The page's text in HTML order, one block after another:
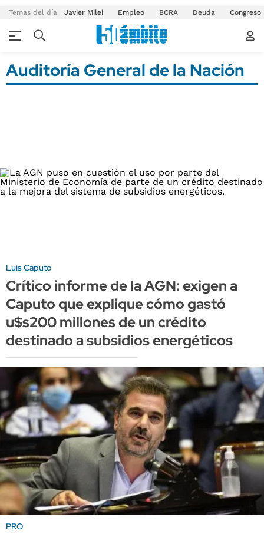
Temas del día Javier Milei Empleo BCRA Deuda Congreso
Auditoría General de la Nación
Luis Caputo
Crítico informe de la AGN: exigen a
Caputo que explique cómo gastó
u$s200 millones de un crédito
destinado a subsidios energéticos
PRO